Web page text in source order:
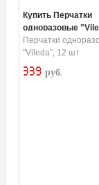
Купить Перчатки
одноразовые
Перчатки
"Vileda", 12 шт
339 руб.